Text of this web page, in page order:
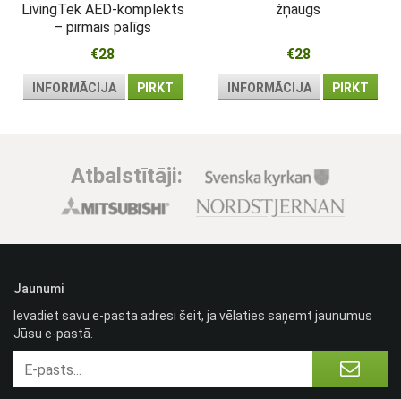
LivingTek AED-komplekts
– pirmais palīgs
atdzīvināšanai pie
defibrilatora
€28
INFORMĀCIJA PIRKT
žņaugs
€28
INFORMĀCIJA PIRKT
Atbalstītāji:
Jaunumi
Ievadiet savu e-pasta adresi šeit, ja vēlaties saņemt jaunumus
Jūsu e-pastā.